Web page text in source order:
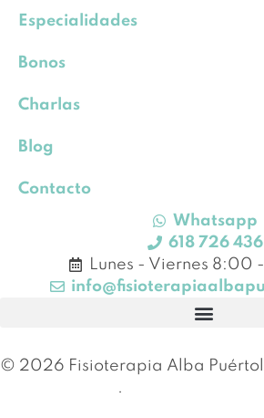
Especialidades
Bonos
Charlas
Blog
Contacto
Whatsapp
618 726 436
Lunes - Viernes
© 2026 Fisioterapia Alba
.